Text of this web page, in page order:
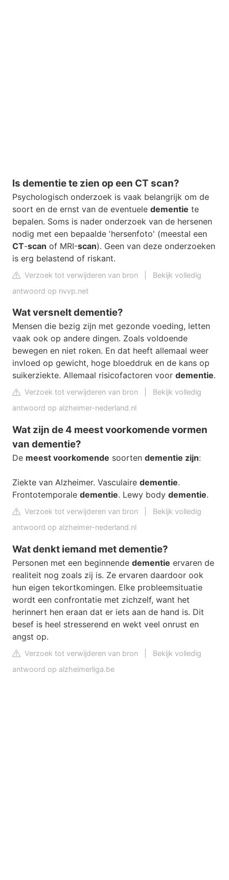
Is dementie te zien op een CT scan?
Psychologisch onderzoek is vaak belangrijk om de
soort en de ernst van de eventuele dementie te
bepalen. Soms is nader onderzoek van de hersenen
nodig met een bepaalde 'hersenfoto' (meestal een
CT-scan of MRI-scan). Geen van deze onderzoeken
is erg belastend of riskant.
Verzoek tot verwijderen van bron
Bekijk volledig
antwoord op nvvp.net
Wat versnelt dementie?
Mensen die bezig zijn met gezonde voeding, letten
vaak ook op andere dingen. Zoals voldoende
bewegen en niet roken. En dat heeft allemaal weer
invloed op gewicht, hoge bloeddruk en de kans op
suikerziekte. Allemaal risicofactoren voor dementie.
Verzoek tot verwijderen van bron
Bekijk volledig
antwoord op alzheimer-nederland.nl
Wat zijn de 4 meest voorkomende vormen
van dementie?
De meest voorkomende soorten dementie zijn:
Ziekte van Alzheimer. Vasculaire dementie.
Frontotemporale dementie. Lewy body dementie.
Verzoek tot verwijderen van bron
Bekijk volledig
antwoord op alzheimer-nederland.nl
Wat denkt iemand met dementie?
Personen met een beginnende dementie ervaren de
realiteit nog zoals zij is. Ze ervaren daardoor ook
hun eigen tekortkomingen. Elke probleemsituatie
wordt een confrontatie met zichzelf, want het
herinnert hen eraan dat er iets aan de hand is. Dit
besef is heel stresserend en wekt veel onrust en
angst op.
Verzoek tot verwijderen van bron
Bekijk volledig
antwoord op alzheimerliga.be